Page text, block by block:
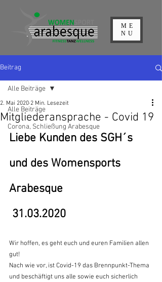
ME
NU
Beitrag
Alle Beiträge
Corona, Schließung Arabesque
Alle Beiträge
Mitgliederansprache - Covid 19
2. Mai 2020 2 Min. Lesezeit
Liebe Kunden des SGH´s
und des Womensports
Arabesque
31.03.2020
Wir hoffen, es geht euch und euren Familien allen
gut!
Nach wie vor, ist Covid-19 das Brennpunkt-Thema
und beschäftigt uns alle sowie euch sicherlich